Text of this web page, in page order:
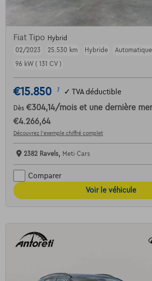
Fiat Tipo Hybrid
02/2023
25.530 km Hybride
Automatique
96 kW ( 131 CV )
€15.850 1 ✓ TVA déductible
Dès €304,14/mois et une dernière
€4.266,64
Découvrez l’exemple chiffré complet
2382 Ravels, Meti Cars
Comparer
Voir le véhicule